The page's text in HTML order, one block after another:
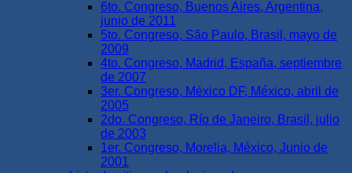
6to. Congreso, Buenos Aires, Argentina,
junio de 2011
5to. Congreso, São Paulo, Brasil, mayo de
2009
4to. Congreso, Madrid, España, septiembre
de 2007
3er. Congreso, México DF, México, abril de
2005
2do. Congreso, Río de Janeiro, Brasil, julio
de 2003
1er. Congreso, Morelia, México, Junio de
2001